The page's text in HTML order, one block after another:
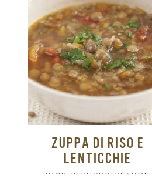
ZUPPA DI RISO E
LENTICCHIE